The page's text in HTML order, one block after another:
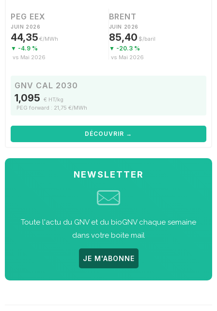
PEG EEX
JUIN 2026
44,35 €/MWh
▼ -4.9 %
vs Mai 2026
BRENT
JUIN 2026
85,40 $/baril
▼ -20.3 %
vs Mai 2026
GNV CAL 2030
1,095 € HT/kg
PEG forward : 21,75 €/MWh
DÉCOUVRIR →
NEWSLETTER
Toute l'actu du GNV et du bioGNV chaque semaine
dans votre boite mail
JE M'ABONNE